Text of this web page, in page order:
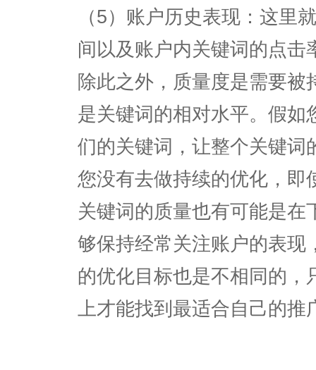
（5）账户历史表现：这里
间以及账户内关键词的点击
除此之外，质量度是需要
是关键词的相对水平。假如
们的关键词，让整个关键词
您没有去做持续的优化，即
关键词的质量也有可能是
够保持经常关注账户的表现
的优化目标也是不相同的
上才能找到最适合自己的